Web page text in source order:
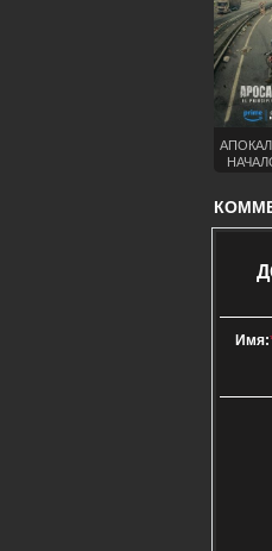
Имя: